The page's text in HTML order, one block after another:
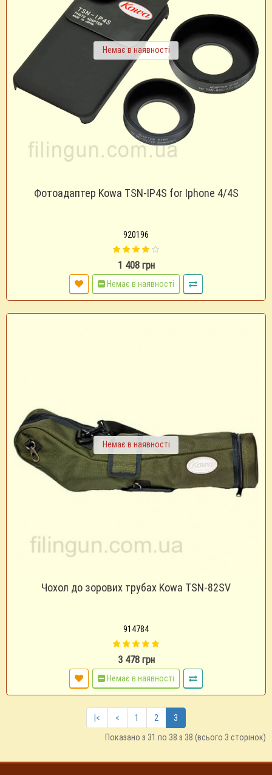
Немає в наявності
Фотоадаптер Kowa TSN-IP4S for Iphone 4/4S
920196
1 408 грн
Немає в наявності
Немає в наявності
Чохол до зорових трубах Kowa TSN-82SV
914784
3 478 грн
Немає в наявності
|< < 1 2
3
Показано з 31 по 38 з 38 (всього 3 сторінок)